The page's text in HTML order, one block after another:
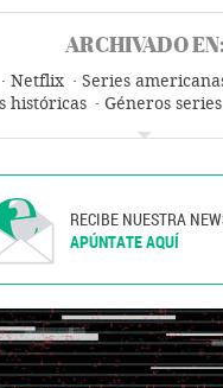
ARCHIVADO EN:
Netflix Series
históricas
Géneros series
Series televisión
Medios comunicación
RECIBE NUESTRA
APÚNTATE AQUÍ